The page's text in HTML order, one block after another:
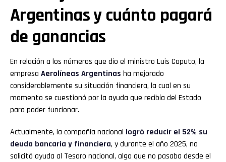
Argentinas y cuánto pagará
de ganancias
En relación a los números que dio el ministro Luis Caputo, la
empresa Aerolíneas Argentinas ha mejorado
considerablemente su situación financiera, la cual en su
momento se cuestionó por la ayuda que recibía del Estado
para poder funcionar.
Actualmente, la compañía nacional logró reducir el 52% su
deuda bancaria y financiera, y durante el año 2025, no
solicitó ayuda al Tesoro nacional, algo que no pasaba desde el